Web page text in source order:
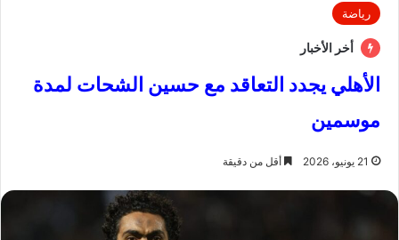
رياضة
أخر الأخبار
الأهلي يجدد التعاقد مع حسين الشحات لمدة
موسمين
21 يونيو، 2026 أقل من دقيقة